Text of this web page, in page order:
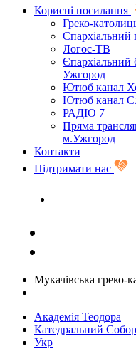
Корисні посилання
Греко-
Логос-ТВ
Ужгород
Ютюб канал
Ютюб канал
РАДІО 7
Пряма
м.Ужгород
Контакти
Підтримати нас
Мукачівська греко-
Академія Теодора
Катедральний Собор
Укр